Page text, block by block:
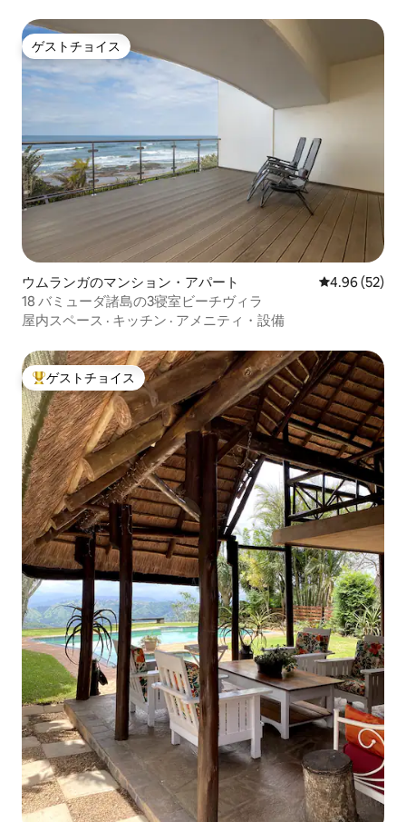
ゲストチョイス
ゲストチョイス
ウムランガのマンション・アパート レビュー52
4.96 (52)
18 バミューダ諸島の3寝室ビーチヴィラ
屋内スペース · キッチン · アメニティ・設備
大好評のゲストチョイスです。
ゲストチョイス